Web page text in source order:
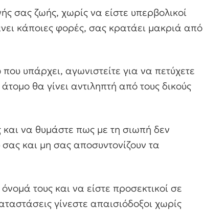
σας ζωής, χωρίς να είστε υπερβολικοί
κάποιες φορές, σας κρατάει μακριά από
υπάρχει, αγωνιστείτε για να πετύχετε
θα γίνει αντιληπτή από τους δικούς
να θυμάστε πως με τη σιωπή δεν
και μη σας αποσυντονίζουν τα
τους και να είστε προσεκτικοί σε
γίνεστε απαισιόδοξοι χωρίς